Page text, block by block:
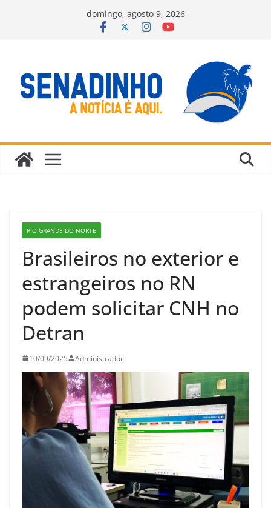
domingo, agosto 9, 2026
RIO GRANDE DO NORTE
Brasileiros no exterior e
estrangeiros no RN
podem solicitar CNH no
Detran
10/09/2025 Administrador